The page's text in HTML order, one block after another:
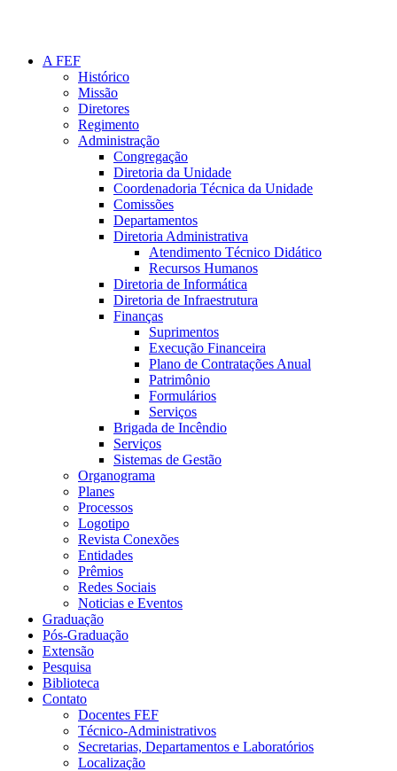
A FEF
Histórico
Missão
Diretores
Regimento
Administração
Congregação
Diretoria da Unidade
Coordenadoria Técnica da Unidade
Comissões
Departamentos
Diretoria Administrativa
Atendimento Técnico Didático
Recursos Humanos
Diretoria de Informática
Diretoria de Infraestrutura
Finanças
Suprimentos
Execução Financeira
Plano de Contratações Anual
Patrimônio
Formulários
Serviços
Brigada de Incêndio
Serviços
Sistemas de Gestão
Organograma
Planes
Processos
Logotipo
Revista Conexões
Entidades
Prêmios
Redes Sociais
Noticias e Eventos
Graduação
Pós-Graduação
Extensão
Pesquisa
Biblioteca
Contato
Docentes FEF
Técnico-Administrativos
Secretarias, Departamentos e Laboratórios
Localização